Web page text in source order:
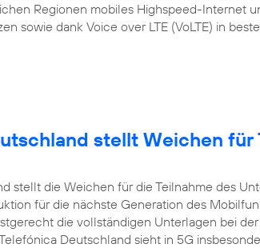
Regionen mobiles Highspeed-Internet
sowie dank Voice over LTE (VoLTE) in
stellt Weichen für
stellt die Weichen für die Teilnahme des
für die nächste Generation des
die vollständigen Unterlagen bei
Deutschland sieht in 5G